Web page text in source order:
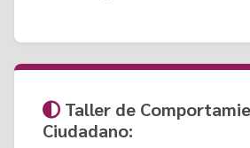
Taller de
Ciudadano: